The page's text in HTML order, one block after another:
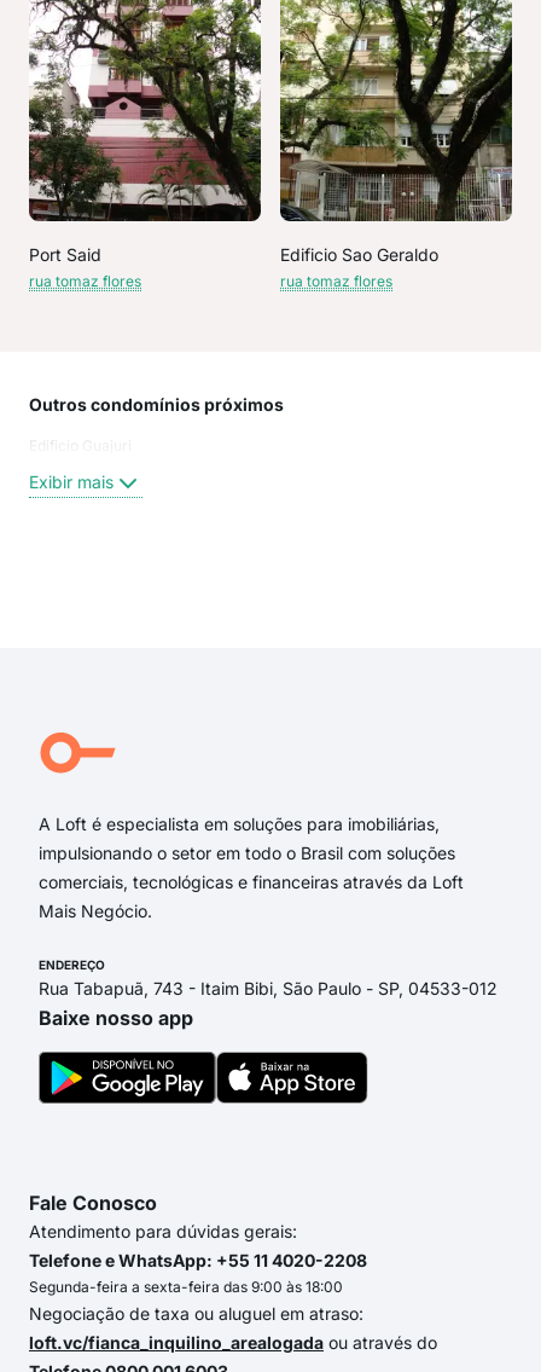
Port Said
rua tomaz flores
Edificio Sao Geraldo
rua tomaz flores
Outros condomínios próximos
Edificio Guajuri
Exibir mais
A Loft é especialista em soluções para imobiliárias,
impulsionando o setor em todo o Brasil com soluções
comerciais, tecnológicas e financeiras através da Loft
Mais Negócio.
ENDEREÇO
Rua Tabapuã, 743 - Itaim Bibi, São Paulo - SP, 04533-012
Baixe nosso app
Fale Conosco
Atendimento para dúvidas gerais:
Telefone e WhatsApp: +55 11 4020-2208
Segunda-feira a sexta-feira das 9:00 às 18:00
Negociação de taxa ou aluguel em atraso:
loft.vc/fianca_inquilino_arealogada ou através do